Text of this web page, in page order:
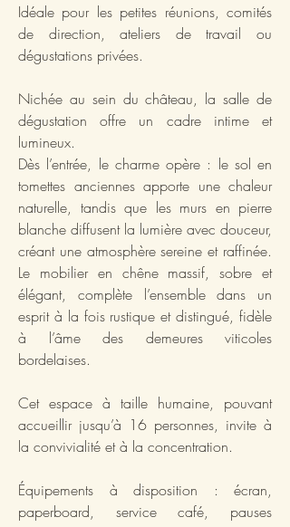
Idéale pour les petites réunions, comités
de direction, ateliers de travail ou
dégustations privées.
Nichée au sein du château, la salle de
dégustation offre un cadre intime et
lumineux.
Dès l’entrée, le charme opère : le sol en
tomettes anciennes apporte une chaleur
naturelle, tandis que les murs en pierre
blanche diffusent la lumière avec douceur,
créant une atmosphère sereine et raffinée.
Le mobilier en chêne massif, sobre et
élégant, complète l’ensemble dans un
esprit à la fois rustique et distingué, fidèle
à l’âme des demeures viticoles
bordelaises.
Cet espace à taille humaine, pouvant
accueillir jusqu’à 16 personnes, invite à
la convivialité et à la concentration.
Équipements à disposition : écran,
paperboard, service café, pauses